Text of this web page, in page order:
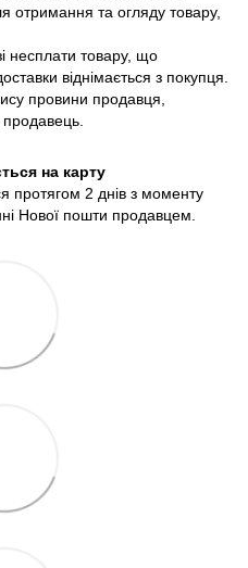
отримання та огляду товару,
несплати товару, що
віднімається з покупця.
провини продавця,
продавець.
на карту
протягом 2 днів з моменту
Нової пошти продавцем.